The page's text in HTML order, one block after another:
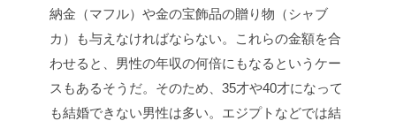
納金（マフル）や金の宝飾品の贈り物（シャブ
カ）も与えなければならない。これらの金額を合
わせると、男性の年収の何倍にもなるというケー
スもあるそうだ。そのため、35才や40才になって
も結婚できない男性は多い。エジプトなどでは結